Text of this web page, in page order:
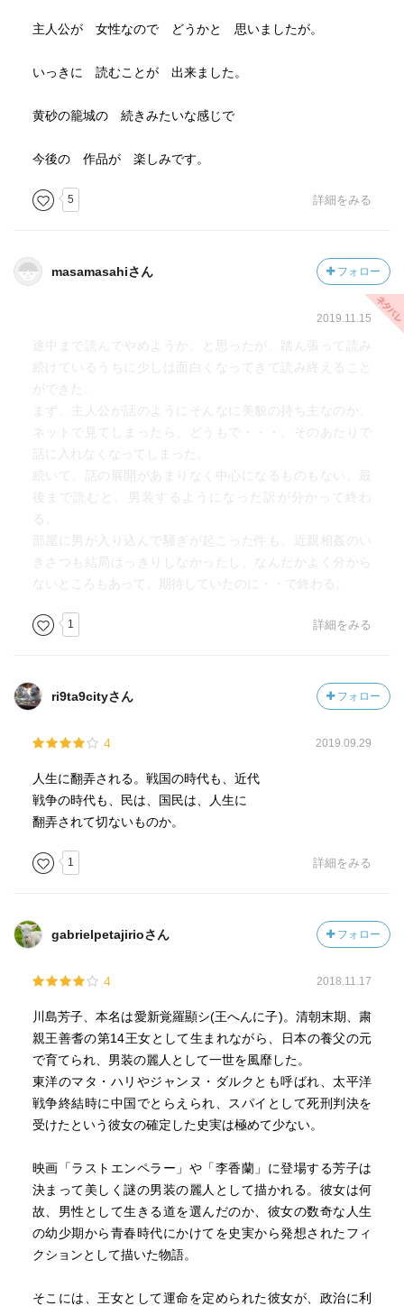
主人公が 女性なので どうかと 思いましたが。
いっきに 読むことが 出来ました。
黄砂の籠城の 続きみたいな感じで
今後の 作品が 楽しみです。
5 詳細をみる
masamasahiさん フォロー
2019.11.15
途中まで読んでやめようか、と思ったが、踏ん張って読み
続けているうちに少しは面白くなってきて読み終えること
ができた。
まず、主人公が話のようにそんなに美貌の持ち主なのか、
ネットで見てしまったら、どうもで・・・。そのあたりで
話に入れなくなってしまった。
続いて、話の展開があまりなく中心になるものもない。最
後まで読むと、男装するようになった訳が分かって終わ
る。
部屋に男が入り込んで騒ぎが起こった件も、近親相姦のい
きさつも結局はっきりしなかったし、なんだかよく分から
ないところもあって、期待していたのに・・で終わる。
1 詳細をみる
ri9ta9cityさん フォロー
4 2019.09.29
人生に翻弄される。戦国の時代も、近代
戦争の時代も、民は、国民は、人生に
翻弄されて切ないものか。
1 詳細をみる
gabrielpetajirioさん フォロー
4 2018.11.17
川島芳子、本名は愛新覚羅顯シ(王へんに子)。清朝末期、粛
親王善耆の第14王女として生まれながら、日本の養父の元
で育てられ、男装の麗人として一世を風靡した。
東洋のマタ・ハリやジャンヌ・ダルクとも呼ばれ、太平洋
戦争終結時に中国でとらえられ、スパイとして死刑判決を
受けたという彼女の確定した史実は極めて少ない。
映画「ラストエンペラー」や「李香蘭」に登場する芳子は
決まって美しく謎の男装の麗人として描かれる。彼女は何
故、男性として生きる道を選んだのか、彼女の数奇な人生
の幼少期から青春時代にかけてを史実から発想されたフィ
クションとして描いた物語。
そこには、王女として運命を定められた彼女が、政治に利